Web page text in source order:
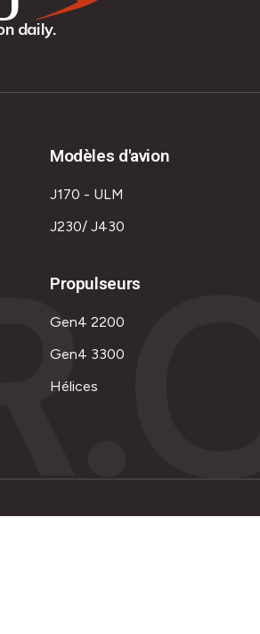
daily.
Modèles d'avion
J170 - ULM
J230/ J430
Propulseurs
Gen4 2200
Gen4 3300
Hélices